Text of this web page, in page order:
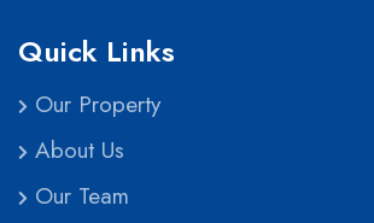
Quick Links
Our Property
About Us
Our Team